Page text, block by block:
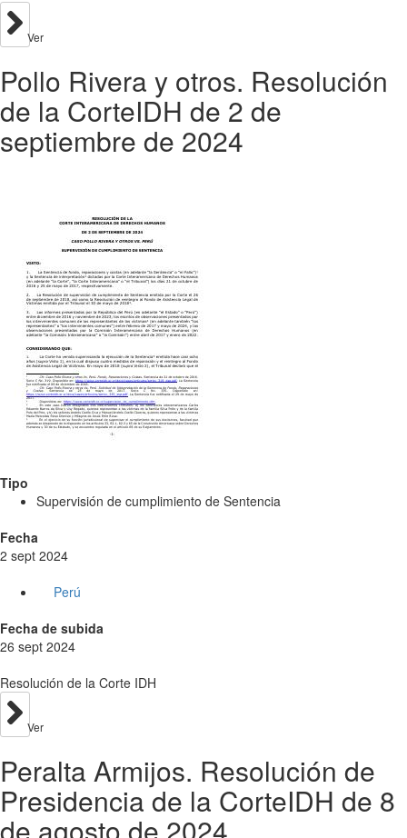
Ver
Pollo Rivera y otros. Resolución
de la CorteIDH de 2 de
septiembre de 2024
Tipo
Supervisión de cumplimiento de Sentencia
Fecha
2 sept 2024
Perú
Fecha de subida
26 sept 2024
Resolución de la Corte IDH
Ver
Peralta Armijos. Resolución de
Presidencia de la CorteIDH de 8